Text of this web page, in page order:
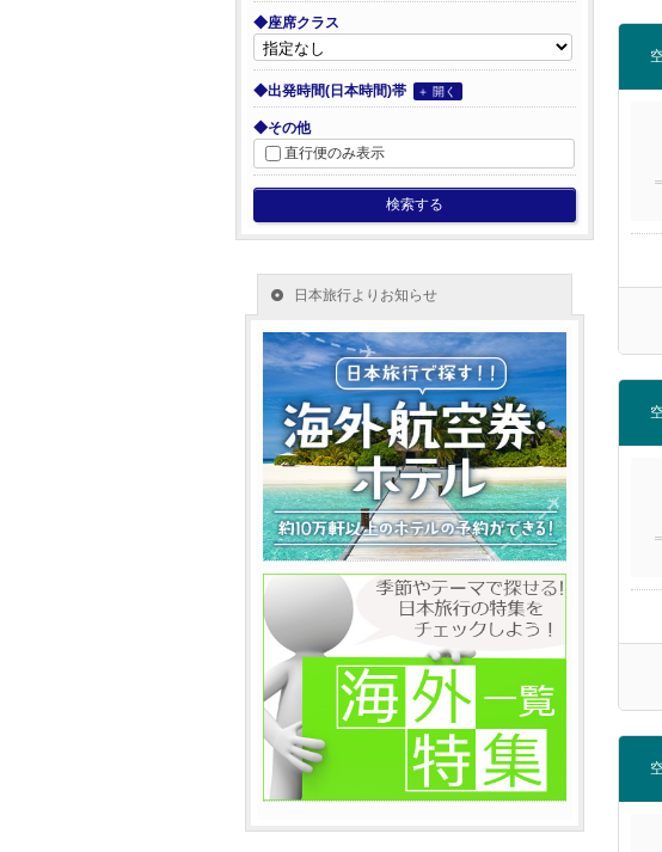
◆座席クラス
◆出発時間(日本時間)帯 ＋ 開く
◆その他
直行便のみ表示
検索する